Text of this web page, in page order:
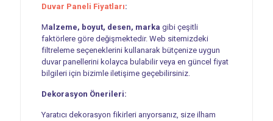
Duvar Paneli Fiyatları:
Malzeme, boyut, desen, marka gibi çeşitli
faktörlere göre değişmektedir. Web sitemizdeki
filtreleme seçeneklerini kullanarak bütçenize uygun
duvar panellerini kolayca bulabilir veya en güncel fiyat
bilgileri için bizimle iletişime geçebilirsiniz.
Dekorasyon Önerileri:
Yaratıcı dekorasyon fikirleri arıyorsanız, size ilham